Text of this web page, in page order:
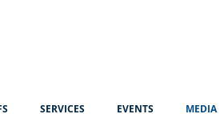
SERVICES EVENTS MEDIA